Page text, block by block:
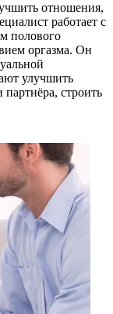
отношения,
работает с
полового
оргазма. Он
улучшить
партнёра, строить